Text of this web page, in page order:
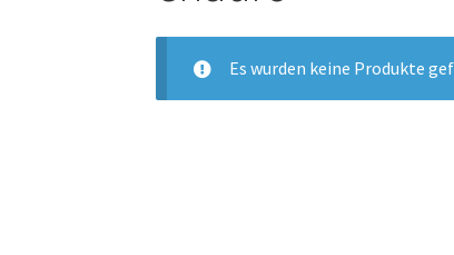
Es wurden keine Produkte